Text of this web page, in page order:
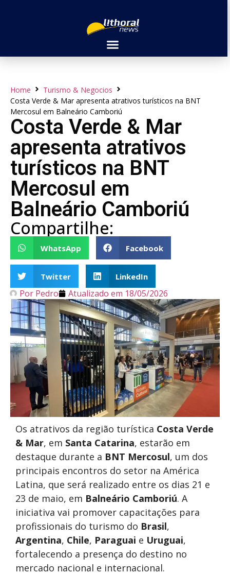
Home
Turismo & Negocios
Costa Verde & Mar apresenta atrativos turísticos na BNT
Mercosul em Balneário Camboriú
Costa Verde & Mar
apresenta atrativos
turísticos na BNT
Mercosul em
Balneário Camboriú
Compartilhe:
WhatsApp Facebook
Twitter LinkedIn
Por Pedro Atualizado em 18/05/2026
Os atrativos da região turística Costa Verde
& Mar, em Santa Catarina, estarão em
destaque durante a BNT Mercosul, um dos
principais encontros do setor na América
Latina, que será realizado entre os dias 21 e
23 de maio, em Balneário Camboriú. A
iniciativa vai promover capacitações para
profissionais do turismo do Brasil,
Argentina, Chile, Paraguai e Uruguai,
fortalecendo a presença do destino no
mercado nacional e internacional.